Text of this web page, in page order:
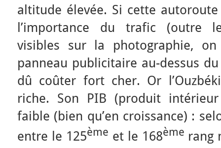
altitude élevée. Si cette
l’importance du trafic (outre
visibles sur la photographie,
panneau publicitaire au-dessus
dû coûter fort cher. Or
riche. Son PIB (produit
faible (bien qu’en croissance) :
entre le 125ème et le 168ème rang